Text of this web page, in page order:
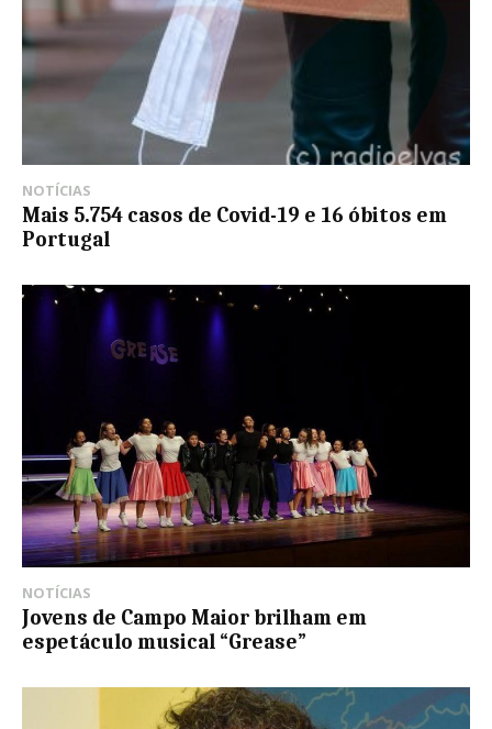
NOTÍCIAS
Mais 5.754 casos de Covid-19 e 16 óbitos em
Portugal
NOTÍCIAS
Jovens de Campo Maior brilham em
espetáculo musical “Grease”